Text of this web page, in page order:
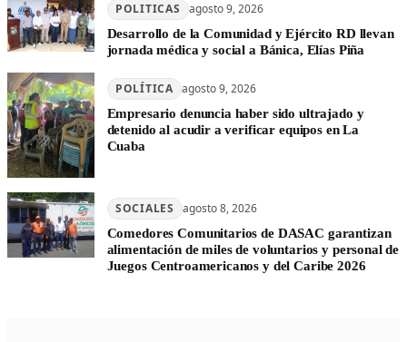
POLITICAS agosto 9, 2026
Desarrollo de la Comunidad y Ejército RD llevan
jornada médica y social a Bánica, Elías Piña
POLÍTICA agosto 9, 2026
Empresario denuncia haber sido ultrajado y
detenido al acudir a verificar equipos en La
Cuaba
SOCIALES agosto 8, 2026
Comedores Comunitarios de DASAC garantizan
alimentación de miles de voluntarios y personal de
Juegos Centroamericanos y del Caribe 2026